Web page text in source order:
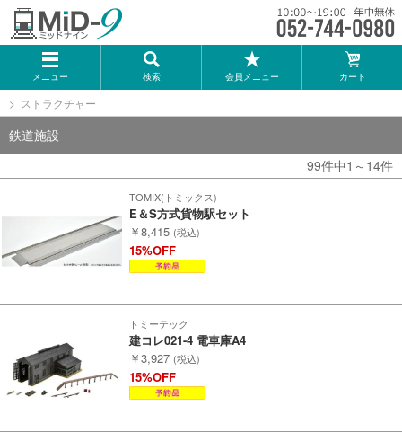
メニュー 検索 会員メニュー カート
メーカー一覧
TOMIX
KATO
GREENMAX
トミーテック
Bトレインショーティー
タカラトミー（プラレール）
ストラクチャー
鉄道施設
99件中1～14件
TOMIX(トミックス)
E＆S方式貨物駅セット
￥8,415 (税込)
15%OFF
トミーテック
建コレ021-4 電車庫A4
￥3,927 (税込)
15%OFF